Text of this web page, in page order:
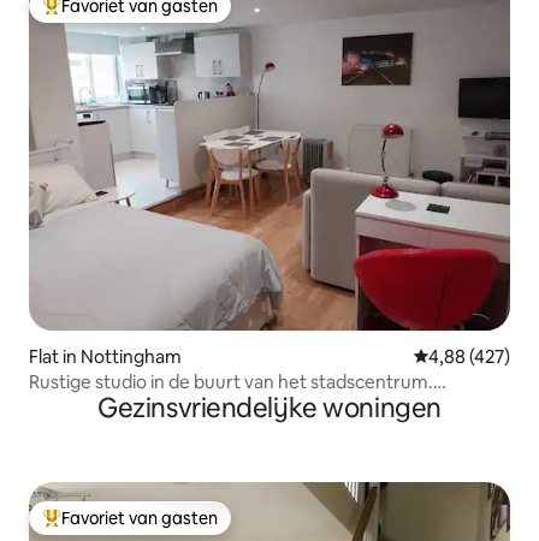
Topfavoriet van gasten
Favoriet van gasten
Flat in Nottingham Gemiddelde
4,88 (427)
Rustige studio in de buurt van het stadscentrum.
Inchecken 14.00 uur!
Gezinsvriendelijke woningen
Topfavoriet van gasten
Favoriet van gasten